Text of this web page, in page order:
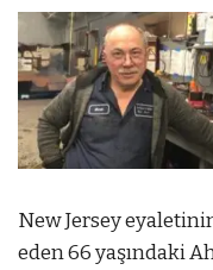
New Jersey
eden 66 yaşındaki